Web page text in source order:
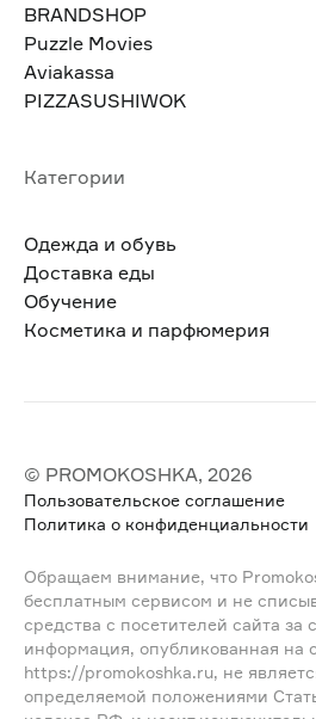
BRANDSHOP
Puzzle Movies
Aviakassa
PIZZASUSHIWOK
Категории
Одежда и обувь
Доставка еды
Обучение
Косметика и парфюмерия
© PROMOKOSHKA, 2026
Пользовательское соглашение
Политика о конфиденциальности
Обращаем внимание, что
бесплатным сервисом и не
средства с посетителей сайта за
информация, опубликованная на
https://promokoshka.ru, не
определяемой положениями